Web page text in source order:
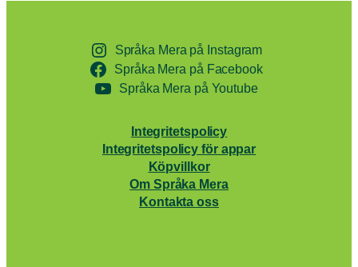
Språka Mera på Instagram
Språka Mera på Facebook
Språka Mera på Youtube
Integritetspolicy
Integritetspolicy för appar
Köpvillkor
Om Språka Mera
Kontakta oss